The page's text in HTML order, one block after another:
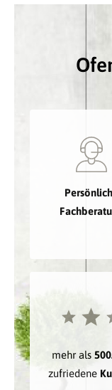
mehr als
zufriedene